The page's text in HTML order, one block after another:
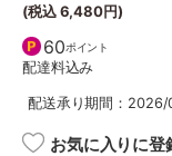
(税込6,480円)
60ポイント
配達料込み
配送承り期間：
お気に入りに登